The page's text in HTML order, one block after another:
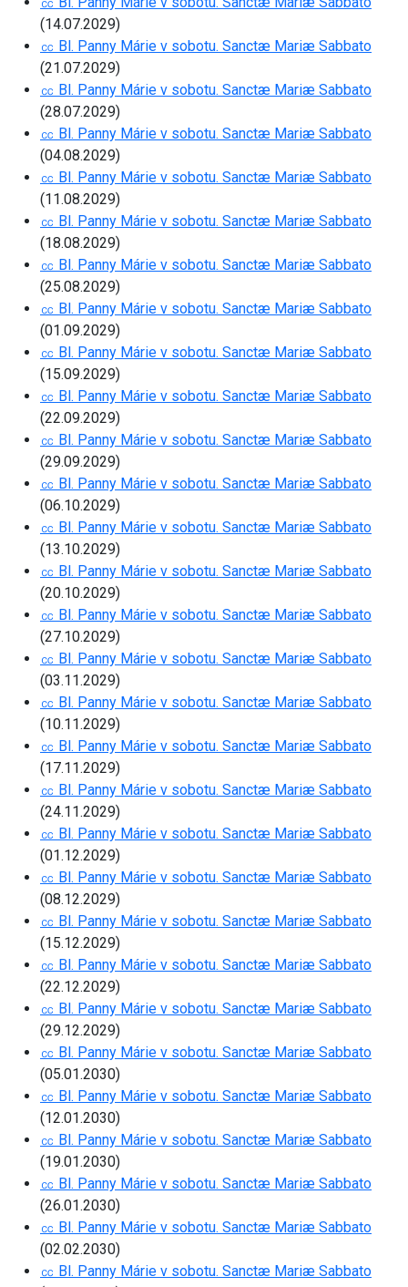
(14.07.2029)
㏄ Bl. Panny Márie v sobotu. Sanctæ Mariæ Sabbato
(21.07.2029)
㏄ Bl. Panny Márie v sobotu. Sanctæ Mariæ Sabbato
(28.07.2029)
㏄ Bl. Panny Márie v sobotu. Sanctæ Mariæ Sabbato
(04.08.2029)
㏄ Bl. Panny Márie v sobotu. Sanctæ Mariæ Sabbato
(11.08.2029)
㏄ Bl. Panny Márie v sobotu. Sanctæ Mariæ Sabbato
(18.08.2029)
㏄ Bl. Panny Márie v sobotu. Sanctæ Mariæ Sabbato
(25.08.2029)
㏄ Bl. Panny Márie v sobotu. Sanctæ Mariæ Sabbato
(01.09.2029)
㏄ Bl. Panny Márie v sobotu. Sanctæ Mariæ Sabbato
(15.09.2029)
㏄ Bl. Panny Márie v sobotu. Sanctæ Mariæ Sabbato
(22.09.2029)
㏄ Bl. Panny Márie v sobotu. Sanctæ Mariæ Sabbato
(29.09.2029)
㏄ Bl. Panny Márie v sobotu. Sanctæ Mariæ Sabbato
(06.10.2029)
㏄ Bl. Panny Márie v sobotu. Sanctæ Mariæ Sabbato
(13.10.2029)
㏄ Bl. Panny Márie v sobotu. Sanctæ Mariæ Sabbato
(20.10.2029)
㏄ Bl. Panny Márie v sobotu. Sanctæ Mariæ Sabbato
(27.10.2029)
㏄ Bl. Panny Márie v sobotu. Sanctæ Mariæ Sabbato
(03.11.2029)
㏄ Bl. Panny Márie v sobotu. Sanctæ Mariæ Sabbato
(10.11.2029)
㏄ Bl. Panny Márie v sobotu. Sanctæ Mariæ Sabbato
(17.11.2029)
㏄ Bl. Panny Márie v sobotu. Sanctæ Mariæ Sabbato
(24.11.2029)
㏄ Bl. Panny Márie v sobotu. Sanctæ Mariæ Sabbato
(01.12.2029)
㏄ Bl. Panny Márie v sobotu. Sanctæ Mariæ Sabbato
(08.12.2029)
㏄ Bl. Panny Márie v sobotu. Sanctæ Mariæ Sabbato
(15.12.2029)
㏄ Bl. Panny Márie v sobotu. Sanctæ Mariæ Sabbato
(22.12.2029)
㏄ Bl. Panny Márie v sobotu. Sanctæ Mariæ Sabbato
(29.12.2029)
㏄ Bl. Panny Márie v sobotu. Sanctæ Mariæ Sabbato
(05.01.2030)
㏄ Bl. Panny Márie v sobotu. Sanctæ Mariæ Sabbato
(12.01.2030)
㏄ Bl. Panny Márie v sobotu. Sanctæ Mariæ Sabbato
(19.01.2030)
㏄ Bl. Panny Márie v sobotu. Sanctæ Mariæ Sabbato
(26.01.2030)
㏄ Bl. Panny Márie v sobotu. Sanctæ Mariæ Sabbato
(02.02.2030)
㏄ Bl. Panny Márie v sobotu. Sanctæ Mariæ Sabbato